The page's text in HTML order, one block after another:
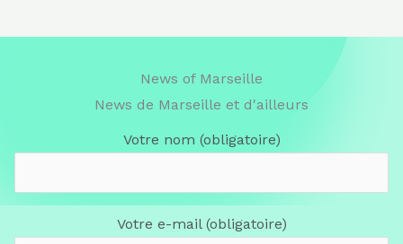
News of Marseille
News de Marseille et d'ailleurs
Votre nom (obligatoire)
Votre e-mail (obligatoire)